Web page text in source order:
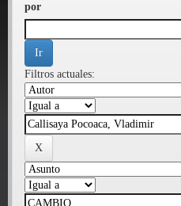
por
Filtros actuales: